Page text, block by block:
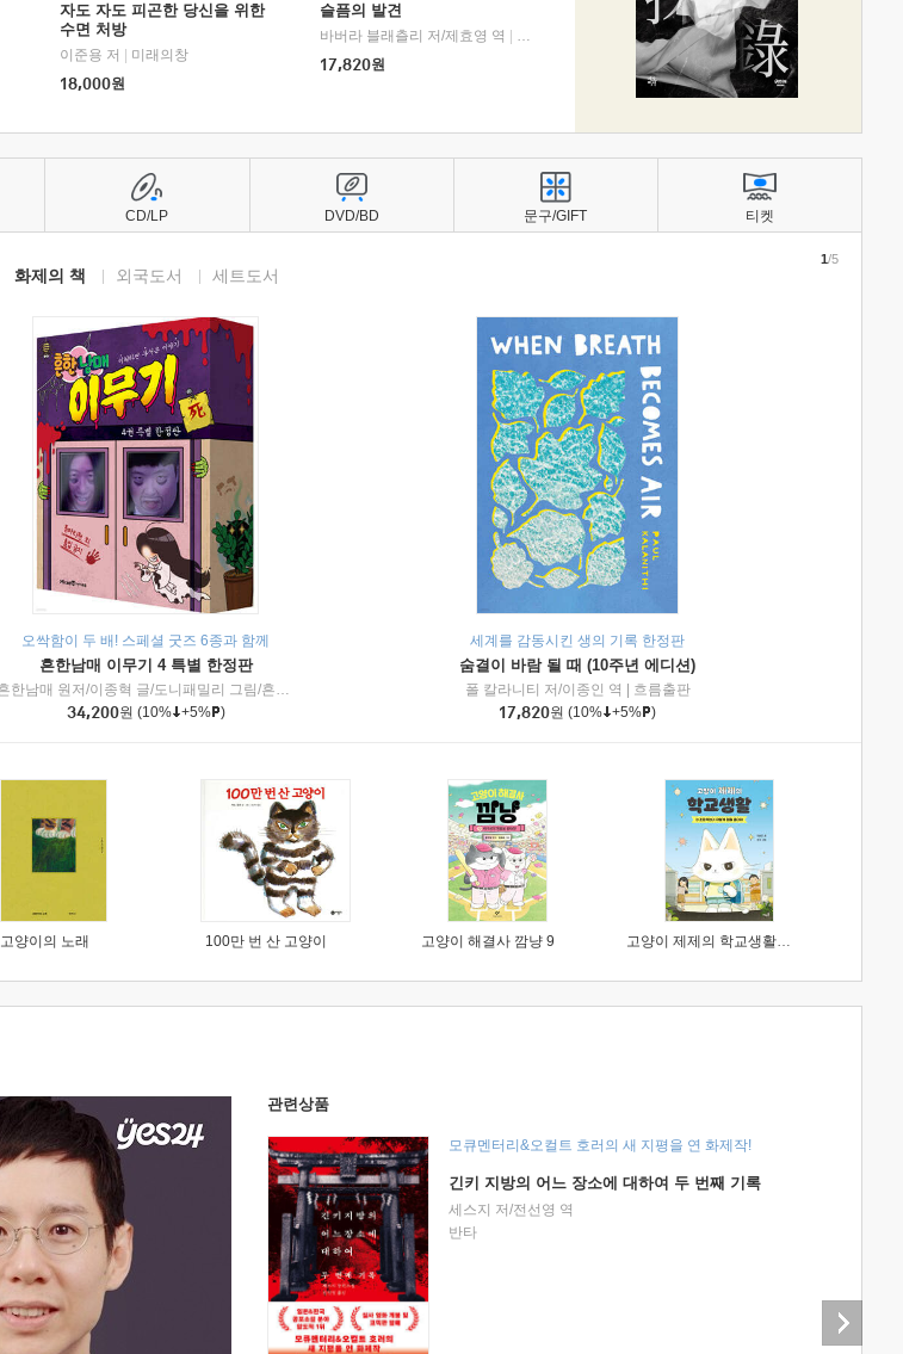
자도 자도 피곤한 당신을 위한
수면 처방
이준용 저
미래의창
18,000원
슬픔의 발견
바버라 블래츨리 저/제효영 역
디플롯
17,820원
화제의 책 외국도서 세트도서
오싹함이 두 배! 스페셜 굿즈 6종과 함께
흔한남매 이무기 4 특별 한정판
흔한남매 원저/이종혁 글/도니패밀리 그림/흔한컴퍼니 감수
미래엔아이세움
34,200원 (10% +5% )
세계를 감동시킨 생의 기록 한정판
숨결이 바람 될 때 (10주년 에디션)
폴 칼라니티 저/이종인 역
흐름출판
17,820원 (10% +5% )
1/5
고양이의 노래 100만 번 산 고양이 고양이 해결사 깜냥 9 고양이 제제의 학교생활 1 : 초등학생이 이렇게 힘들 줄이야
CD/LP DVD/BD 문구/GIFT 티켓
관련상품
모큐멘터리&오컬트 호러의 새 지평을 연 화제작!
긴키 지방의 어느 장소에 대하여 두 번째 기록
세스지 저/전선영 역
반타